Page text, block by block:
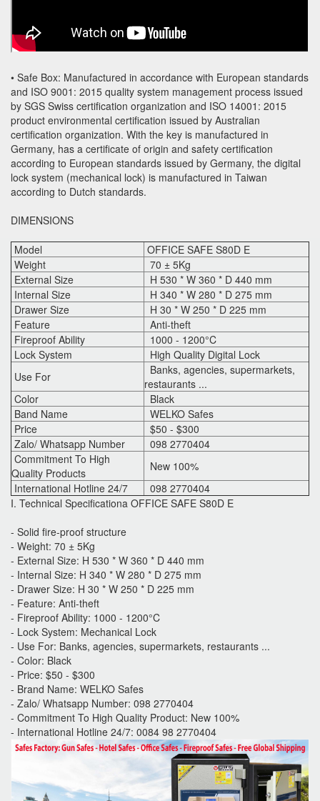
• Safe Box: Manufactured in accordance with European standards
and ISO 9001: 2015 quality system management process issued
by SGS Swiss certification organization and ISO 14001: 2015
product environmental certification issued by Australian
certification organization. With the key is manufactured in
Germany, has a certificate of origin and safety certification
according to European standards issued by Germany, the digital
lock system (mechanical lock) is manufactured in Taiwan
according to Dutch standards.
DIMENSIONS
Model
OFFICE SAFE S80D E
Weight
70 ± 5Kg
External Size
H 530 * W 360 * D 440 mm
Internal Size
H 340 * W 280 * D 275 mm
Drawer Size
H 30 * W 250 * D 225 mm
Feature
Anti-theft
Fireproof Ability
1000 - 1200°C
Lock System
High Quality Digital Lock
Use For
Banks, agencies, supermarkets,
restaurants ...
Color
Black
Band Name
WELKO Safes
Price
$50 - $300
Zalo/ Whatsapp Number
098 2770404
Commitment To High
Quality Products
New 100%
International Hotline 24/7
098 2770404
I. Technical Specificationa OFFICE SAFE S80D E
- Solid fire-proof structure
- Weight: 70 ± 5Kg
- External Size: H 530 * W 360 * D 440 mm
- Internal Size: H 340 * W 280 * D 275 mm
- Drawer Size: H 30 * W 250 * D 225 mm
- Feature: Anti-theft
- Fireproof Ability: 1000 - 1200°C
- Lock System: Mechanical Lock
- Use For: Banks, agencies, supermarkets, restaurants ...
- Color: Black
- Price: $50 - $300
- Brand Name: WELKO Safes
- Zalo/ Whatsapp Number: 098 2770404
- Commitment To High Quality Product: New 100%
- International Hotline 24/7: 0084 98 2770404